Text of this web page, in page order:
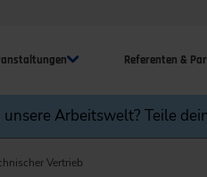
Referenten &
Arbeitswelt? Teile
Vertrieb